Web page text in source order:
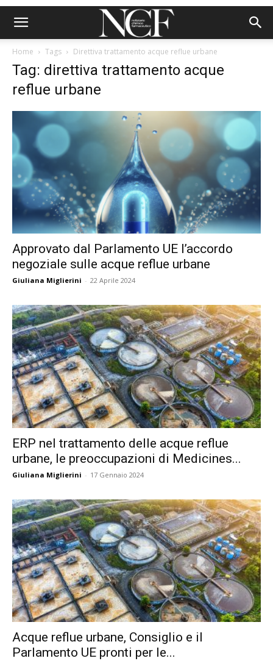
Home Tags Direttiva trattamento acque reflue urbane
Tag: direttiva trattamento acque
reflue urbane
Approvato dal Parlamento UE l’accordo
negoziale sulle acque reflue urbane
Giuliana Miglierini - 22 Aprile 2024
ERP nel trattamento delle acque reflue
urbane, le preoccupazioni di Medicines...
Giuliana Miglierini - 17 Gennaio 2024
Acque reflue urbane, Consiglio e il
Parlamento UE pronti per le...